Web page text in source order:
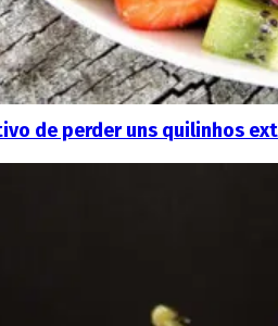
de perder uns quilinhos